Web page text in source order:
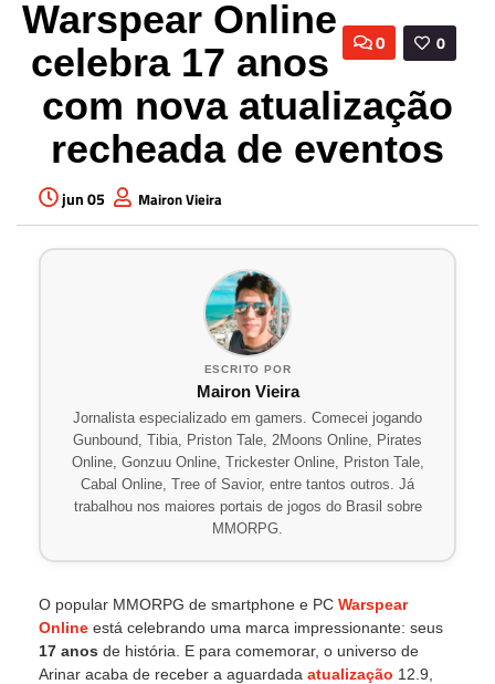
0
0
Warspear Online
celebra 17 anos
com nova atualização
recheada de eventos
jun 05 Mairon Vieira
ESCRITO POR
Mairon Vieira
Jornalista especializado em gamers. Comecei jogando
Gunbound, Tibia, Priston Tale, 2Moons Online, Pirates
Online, Gonzuu Online, Trickester Online, Priston Tale,
Cabal Online, Tree of Savior, entre tantos outros. Já
trabalhou nos maiores portais de jogos do Brasil sobre
MMORPG.
O popular MMORPG de smartphone e PC Warspear
Online está celebrando uma marca impressionante: seus
17 anos de história. E para comemorar, o universo de
Arinar acaba de receber a aguardada atualização 12.9,